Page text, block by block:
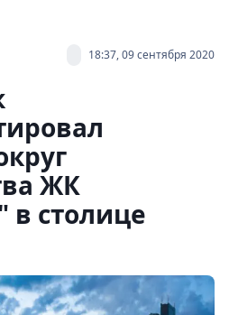
18:37, 09 сентября 2020
ЖК
в столице